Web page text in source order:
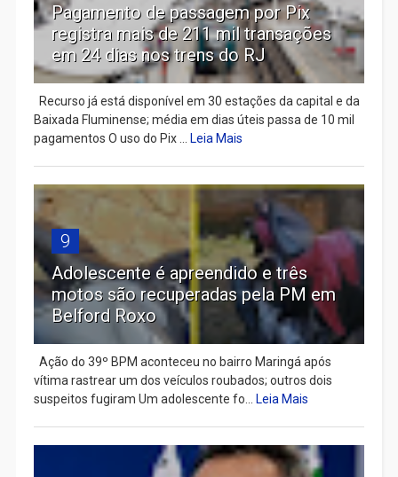
Pagamento de passagem por Pix
registra mais de 211 mil transações
em 24 dias nos trens do RJ
Recurso já está disponível em 30 estações da capital e da
Baixada Fluminense; média em dias úteis passa de 10 mil
pagamentos O uso do Pix ...
Leia Mais
9
Adolescente é apreendido e três
motos são recuperadas pela PM em
Belford Roxo
Ação do 39º BPM aconteceu no bairro Maringá após
vítima rastrear um dos veículos roubados; outros dois
suspeitos fugiram Um adolescente fo...
Leia Mais